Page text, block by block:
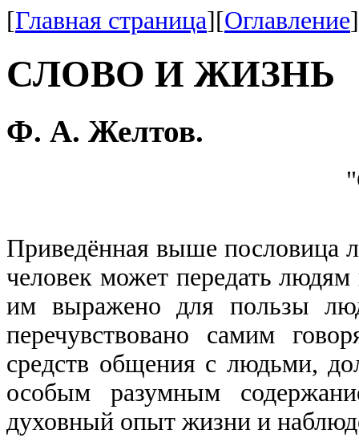
[Главная страница][Оглавление]
СЛОВО И ЖИЗНЬ
Ф. А. Желтов.
Приведённая выше пословица
человек может передать
им выражено для пользы
перечувствовано самим
средств общения с людьми,
особым разумным
духовный опыт жизни и